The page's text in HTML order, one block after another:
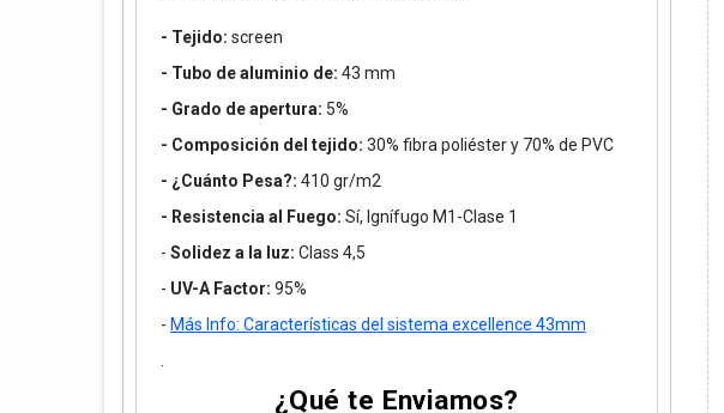
- Tejido: screen
- Tubo de aluminio de: 43 mm
- Grado de apertura: 5%
- Composición del tejido: 30% fibra poliéster y 70% de PVC
- ¿Cuánto Pesa?: 410 gr/m2
- Resistencia al Fuego: Sí, Ignífugo M1-Clase 1
- Solidez a la luz: Class 4,5
- UV-A Factor: 95%
- Más Info: Características del sistema excellence 43mm
¿Qué te Enviamos?